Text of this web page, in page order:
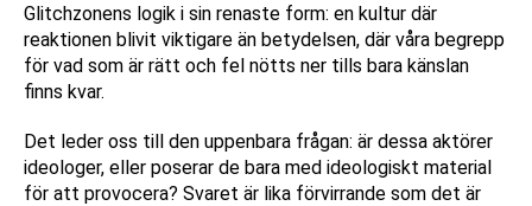
Glitchzonens logik i sin renaste form: en kultur där
reaktionen blivit viktigare än betydelsen, där våra begrepp
för vad som är rätt och fel nötts ner tills bara känslan
finns kvar.
Det leder oss till den uppenbara frågan: är dessa aktörer
ideologer, eller poserar de bara med ideologiskt material
för att provocera? Svaret är lika förvirrande som det är